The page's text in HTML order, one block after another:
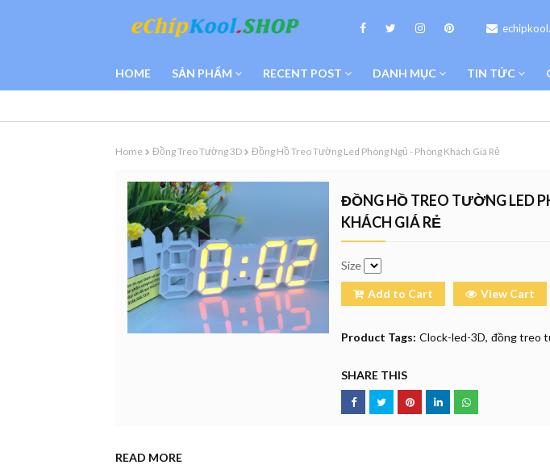
HOME SẢN PHẨM RECENT POST DANH MỤC TIN TỨC
Home Đồng Treo Tường 3D Đồng Hồ Treo Tường Led Phòng Ngủ - Phòng Khách Giá Rẻ
ĐỒNG HỒ TREO TƯỜNG LED
KHÁCH GIÁ RẺ
Size
Add to Cart View Cart
Product Tags: Clock-led-3D đồng treo
SHARE THIS
READ MORE